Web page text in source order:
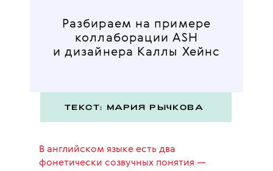
Разбираем на примере
коллаборации ASH
и дизайнера Каллы Хейнс
ТЕКСТ: МАРИЯ РЫЧКОВА
В английском языке есть два
фонетически созвучных понятия —